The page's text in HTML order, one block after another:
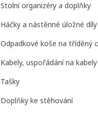
Stolní organizéry a doplňky
Háčky a nástěnné úložné díly
Odpadkové koše na tříděný
Kabely, uspořádání na
Tašky
Doplňky ke stěhování